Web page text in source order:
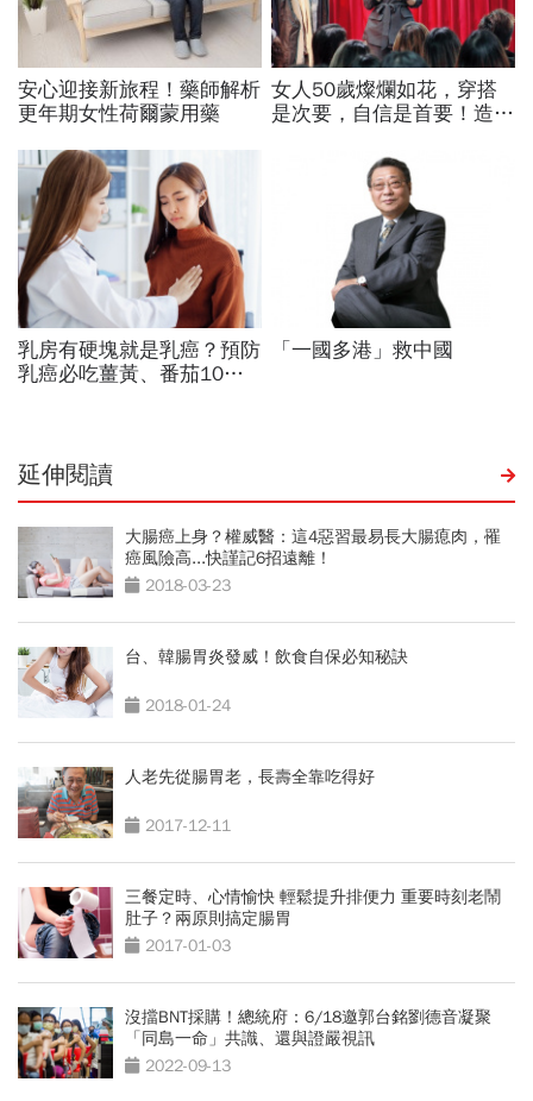
延伸閱讀
大腸癌上身？權威醫：這4惡習最易長大腸瘜肉，罹
癌風險高...快謹記6招遠離！
2018-03-23
台、韓腸胃炎發威！飲食自保必知秘訣
2018-01-24
人老先從腸胃老，長壽全靠吃得好
2017-12-11
三餐定時、心情愉快 輕鬆提升排便力 重要時刻老鬧
肚子？兩原則搞定腸胃
2017-01-03
沒擋BNT採購！總統府：6/18邀郭台銘劉德音凝聚
「同島一命」共識、還與證嚴視訊
2022-09-13